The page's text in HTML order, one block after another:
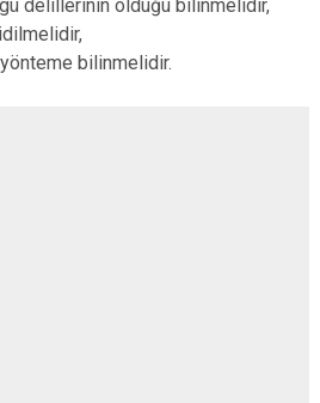
delillerinin olduğu bilinmelidir,
bilinmelidir.